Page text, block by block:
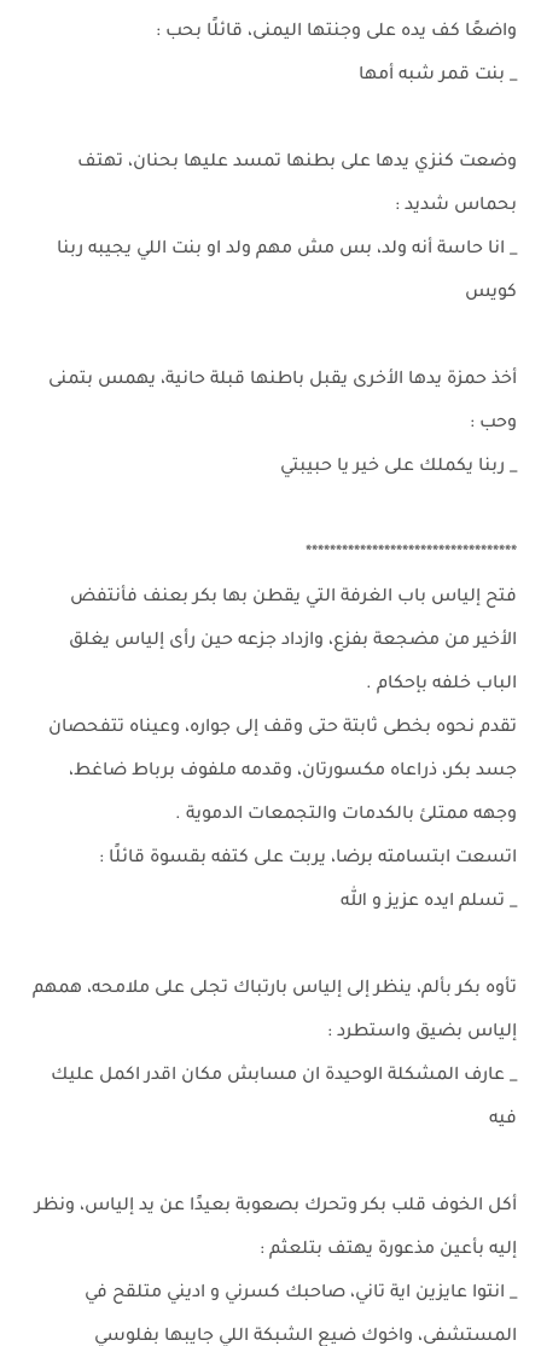
واضعًا كف يده على وجنتها اليمنى، قائلًا بحب :
_ بنت قمر شبه أمها
وضعت كنزي يدها على بطنها تمسد عليها بحنان، تهتف
بحماس شديد :
_ انا حاسة أنه ولد، بس مش مهم ولد او بنت اللي يجيبه ربنا
كويس
أخذ حمزة يدها الأخرى يقبل باطنها قبلة حانية، يهمس بتمنى
وحب :
_ ربنا يكملك على خير يا حبيبتي
***********************************
فتح إلياس باب الغرفة التي يقطن بها بكر بعنف فأنتفض
الأخير من مضجعة بفزع، وازداد جزعه حين رأى إلياس يغلق
الباب خلفه بإحكام .
تقدم نحوه بخطى ثابتة حتى وقف إلى جواره، وعيناه تتفحصان
جسد بكر، ذراعاه مكسورتان، وقدمه ملفوف برباط ضاغط،
وجهه ممتلئ بالكدمات والتجمعات الدموية .
اتسعت ابتسامته برضا، يربت على كتفه بقسوة قائلًا :
_ تسلم ايده عزيز و الله
تأوه بكر بألم، ينظر إلى إلياس بارتباك تجلى على ملامحه، همهم
إلياس بضيق واستطرد :
_ عارف المشكلة الوحيدة ان مسابش مكان اقدر اكمل عليك
فيه
أكل الخوف قلب بكر وتحرك بصعوبة بعيدًا عن يد إلياس، ونظر
إليه بأعين مذعورة يهتف بتلعثم :
_ انتوا عايزين اية تاني، صاحبك كسرني و اديني متلقح في
المستشفى، واخوك ضيع الشبكة اللي جايبها بفلوسي